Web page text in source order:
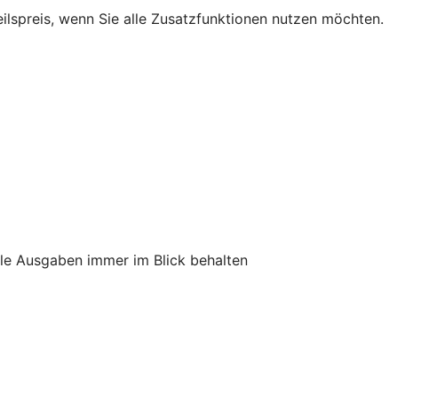
wenn Sie alle Zusatzfunktionen nutzen möchten.
Ausgaben immer im Blick behalten